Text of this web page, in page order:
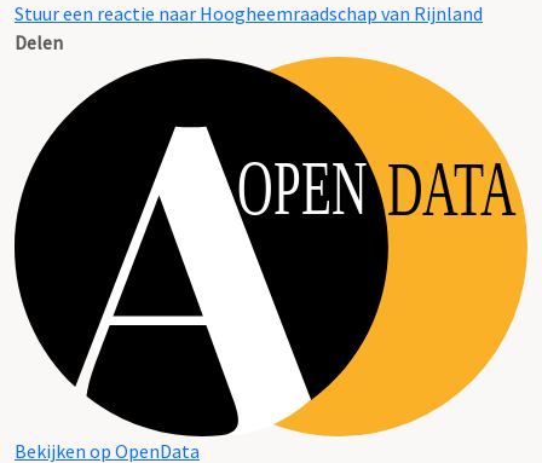
Stuur een reactie naar Hoogheemraadschap van Rijnland
Delen
OPEN DATA
Bekijken op OpenData